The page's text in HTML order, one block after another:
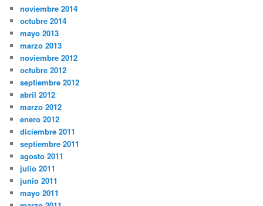
noviembre 2014
octubre 2014
mayo 2013
marzo 2013
noviembre 2012
octubre 2012
septiembre 2012
abril 2012
marzo 2012
enero 2012
diciembre 2011
septiembre 2011
agosto 2011
julio 2011
junio 2011
mayo 2011